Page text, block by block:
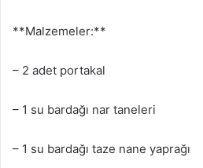
**Malzemeler:**
– 2 adet portakal
– 1 su bardağı nar taneleri
– 1 su bardağı taze nane yaprağı